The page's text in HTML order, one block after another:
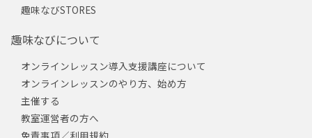
趣味なびSTORES
趣味なびについて
オンラインレッスン導入支援講座について
オンラインレッスンのやり方、始め方
主催する
教室運営者の方へ
免責事項／利用規約